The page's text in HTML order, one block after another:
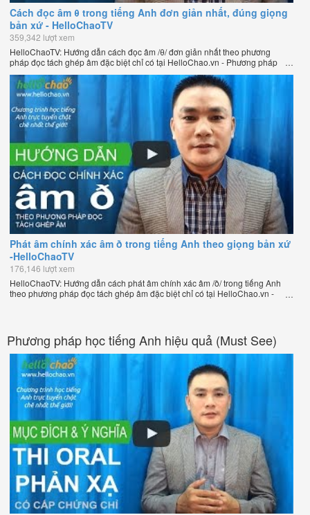
Cách đọc âm θ trong tiếng Anh đơn giản nhất, đúng giọng
bản xứ - HelloChaoTV
359,342 lượt xem
HelloChaoTV: Hướng dẫn cách đọc âm /θ/ đơn giản nhất theo phương
pháp đọc tách ghép âm đặc biệt chỉ có tại HelloChao.vn - Phương pháp
luyện phát âm chuẩn giọng bản xứ dễ dàng và hiệu quả nhất lần đầu tiên
xuất hiện trên thế giới, của thầy Phạm Việt Thắng, đồng sáng lập trang
HelloChao.vn - Chương trình dạy tiếng Anh trực tuyến chặt chẽ nhất thế
Phát âm chính xác âm ð trong tiếng Anh theo giọng bản xứ
-HelloChaoTV
176,146 lượt xem
HelloChaoTV: Hướng dẫn cách phát âm chính xác âm /ð/ trong tiếng Anh
theo phương pháp đọc tách ghép âm đặc biệt chỉ có tại HelloChao.vn -
chẽ nhất thế giới.
Phương pháp học tiếng Anh hiệu quả (Must See)